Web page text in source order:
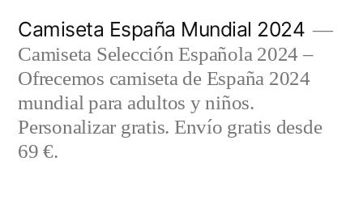
contenido
Camiseta España Mundial 2024
Camiseta Selección Española 2024 –
Ofrecemos camiseta de España 2024
mundial para adultos y niños.
Personalizar gratis. Envío gratis desde
69 €.